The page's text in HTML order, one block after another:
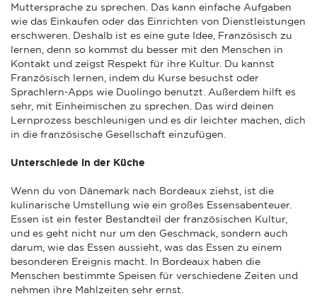
Muttersprache zu sprechen. Das kann einfache Aufgaben
wie das Einkaufen oder das Einrichten von Dienstleistungen
erschweren. Deshalb ist es eine gute Idee, Französisch zu
lernen, denn so kommst du besser mit den Menschen in
Kontakt und zeigst Respekt für ihre Kultur. Du kannst
Französisch lernen, indem du Kurse besuchst oder
Sprachlern-Apps wie Duolingo benutzt. Außerdem hilft es
sehr, mit Einheimischen zu sprechen. Das wird deinen
Lernprozess beschleunigen und es dir leichter machen, dich
in die französische Gesellschaft einzufügen.
Unterschiede in der Küche
Wenn du von Dänemark nach Bordeaux ziehst, ist die
kulinarische Umstellung wie ein großes Essensabenteuer.
Essen ist ein fester Bestandteil der französischen Kultur,
und es geht nicht nur um den Geschmack, sondern auch
darum, wie das Essen aussieht, was das Essen zu einem
besonderen Ereignis macht. In Bordeaux haben die
Menschen bestimmte Speisen für verschiedene Zeiten und
nehmen ihre Mahlzeiten sehr ernst.